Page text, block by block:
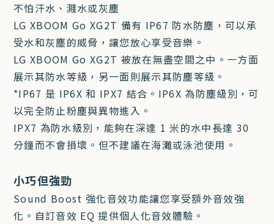
不怕汗水、濺水或灰塵
LG XBOOM Go XG2T 備有 IP67 防水防塵，可以承
受水和灰塵的威脅，讓您放心享受音樂。
LG XBOOM Go XG2T 被放在無盡空間之中。一方面
展示其防水等級，另一面則展示其防塵等級。
*IP67 是 IP6X 和 IPX7 結合。IP6X 為防塵級別，可
以完全防止粉塵與異物進入。
IPX7 為防水級別，能夠在深達 1 米的水中長達 30
分鐘而不會損壞。但不建議在海灘或泳池使用。
小巧但強勁
Sound Boost 強化音效功能讓您享受額外音效強
化。自訂音效 EQ 提供個人化音效體驗。